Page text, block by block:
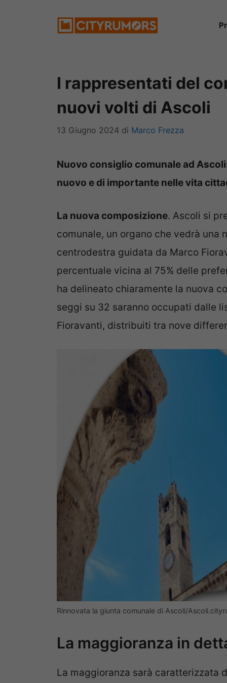
I rappresentati del
nuovi volti di Ascoli
13 Giugno 2024 di Marco Frezza
Nuovo consiglio comunale ad
nuovo e di importante nelle vita
La nuova composizione. Ascoli si
comunale, un organo che vedrà una
centrodestra guidata da Marco
percentuale vicina al 75% delle
ha delineato chiaramente la nuova
seggi su 32 saranno occupati dalle
Fioravanti, distribuiti tra nove
Rinnovata la giunta comunale di Ascoli/
La maggioranza in
La maggioranza sarà caratterizzata